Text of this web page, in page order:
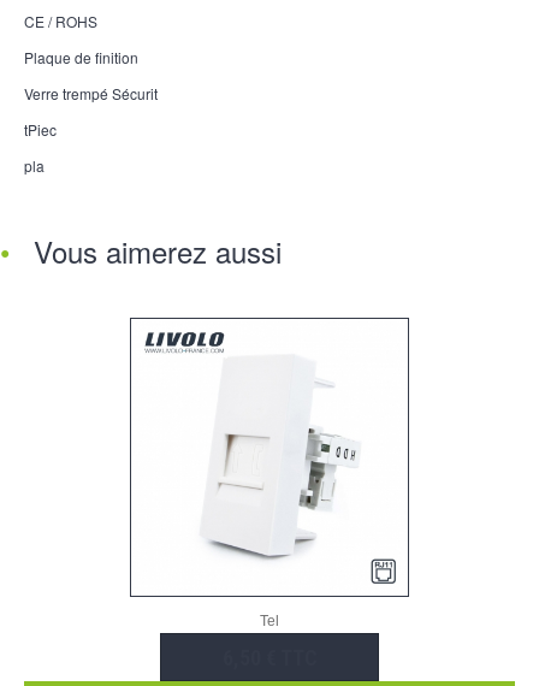
CE / ROHS
Plaque de finition
Verre trempé Sécurit
tPiec
pla
Vous aimerez aussi
Tel